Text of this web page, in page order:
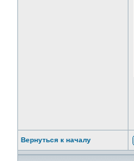
Вернуться к началу